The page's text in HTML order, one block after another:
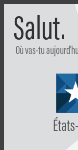
Salut.
Où vas-tu